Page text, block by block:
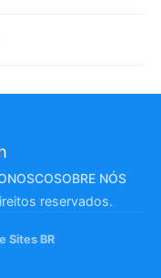
SOBRE NÓS
reservados.
Sites BR